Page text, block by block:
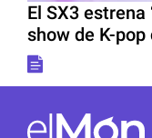
El SX3 estrena
show de K-pop